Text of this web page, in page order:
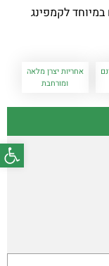
לקמפינג
אחריות יצרן מלאה
ומורחבת
פתח